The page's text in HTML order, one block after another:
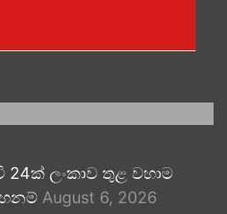
ලංකාව තුළ වහාම
August 6, 2026